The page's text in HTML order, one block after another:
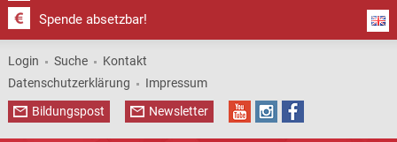
Spende absetzbar!
Login Suche
Kontakt
Datenschutzerklärung
Impressum
Bildungspost
Newsletter